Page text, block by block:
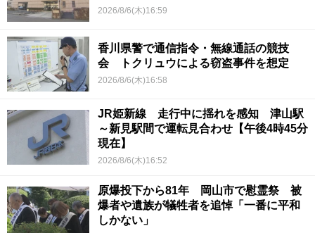
2026/8/6(木)16:59
香川県警で通信指令・無線通話の競技
会 トクリュウによる窃盗事件を想定
2026/8/6(木)16:58
JR姫新線 走行中に揺れを感知 津山駅
～新見駅間で運転見合わせ【午後4時45分
現在】
2026/8/6(木)16:52
原爆投下から81年 岡山市で慰霊祭 被
爆者や遺族が犠牲者を追悼「一番に平和
しかない」